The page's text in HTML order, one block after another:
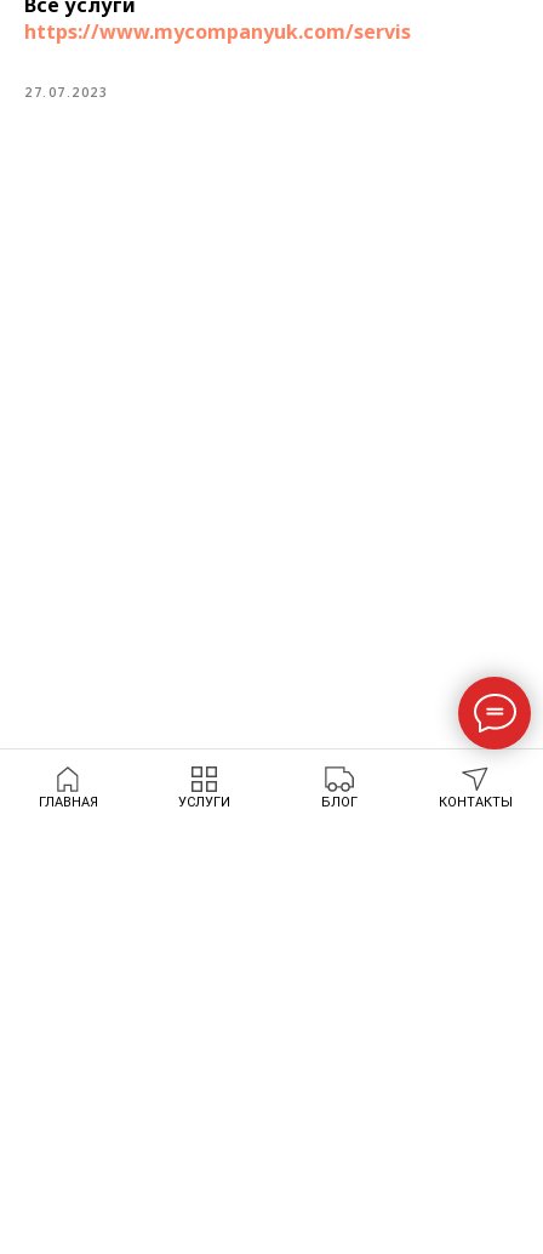
ГЛАВНАЯ УСЛУГИ БЛОГ КОНТАКТЫ
https://www.mycompanyuk.com/servis
27.07.2023